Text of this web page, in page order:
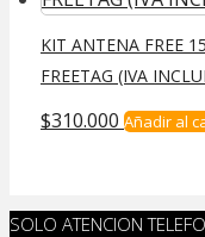
KIT ANTENA FREE
FREETAG (IVA
$310.000 Añadir al
SOLO ATENCION